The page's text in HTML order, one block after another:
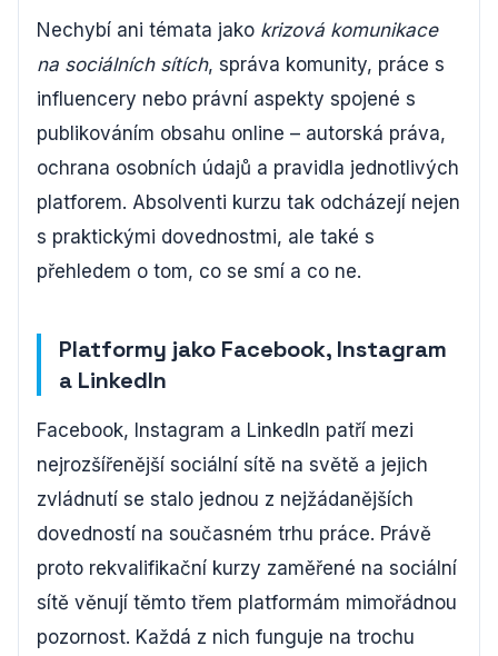
Nechybí ani témata jako krizová komunikace
na sociálních sítích, správa komunity, práce s
influencery nebo právní aspekty spojené s
publikováním obsahu online – autorská práva,
ochrana osobních údajů a pravidla jednotlivých
platforem. Absolventi kurzu tak odcházejí nejen
s praktickými dovednostmi, ale také s
přehledem o tom, co se smí a co ne.
Platformy jako Facebook, Instagram
a LinkedIn
Facebook, Instagram a LinkedIn patří mezi
nejrozšířenější sociální sítě na světě a jejich
zvládnutí se stalo jednou z nejžádanějších
dovedností na současném trhu práce. Právě
proto rekvalifikační kurzy zaměřené na sociální
sítě věnují těmto třem platformám mimořádnou
pozornost. Každá z nich funguje na trochu